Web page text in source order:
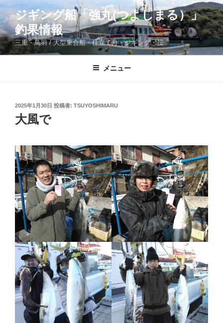
コ
ン
テ
ン
ツ
ジギング船「強丸(つよしまる）」
釣果情報
三重・鳥羽 / 大型乗合船・仕立て舟・ジギング・筏
メニュー
投
日:
2025年1月30日 投稿者: TSUYOSHIMARU
大風で